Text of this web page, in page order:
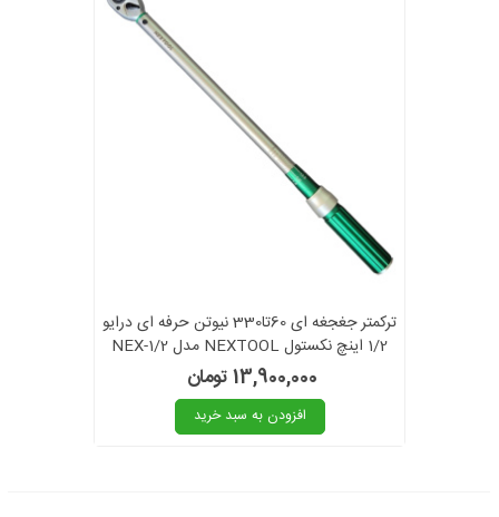
ترکمتر جغجغه ای 60تا330 نیوتن حرفه ای درایو
1/2 اینچ نکستول NEXTOOL مدل NEX-1/2
13,900,000 تومان
افزودن به سبد خرید